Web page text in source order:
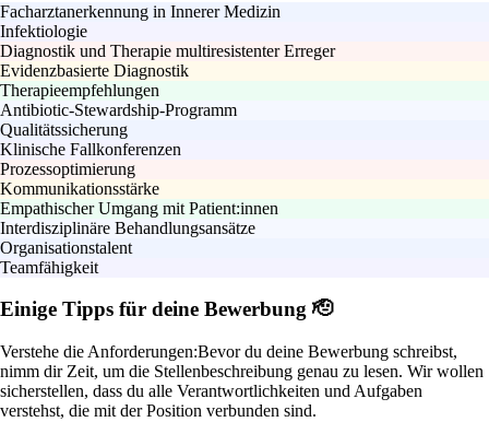
Facharztanerkennung in Innerer Medizin
Infektiologie
Diagnostik und Therapie multiresistenter Erreger
Evidenzbasierte Diagnostik
Therapieempfehlungen
Antibiotic-Stewardship-Programm
Qualitätssicherung
Klinische Fallkonferenzen
Prozessoptimierung
Kommunikationsstärke
Empathischer Umgang mit Patient:innen
Interdisziplinäre Behandlungsansätze
Organisationstalent
Teamfähigkeit
Einige Tipps für deine Bewerbung 🫡
Verstehe die Anforderungen:Bevor du deine Bewerbung schreibst,
nimm dir Zeit, um die Stellenbeschreibung genau zu lesen. Wir wollen
sicherstellen, dass du alle Verantwortlichkeiten und Aufgaben
verstehst, die mit der Position verbunden sind.